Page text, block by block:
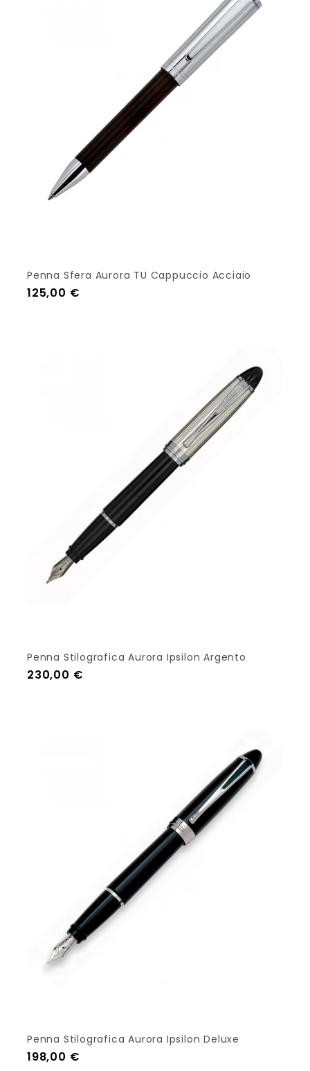
Penna Sfera Aurora TU Cappuccio Acciaio
Prezzo
125,00 €
Penna Stilografica Aurora Ipsilon Argento
Prezzo
230,00 €
Penna Stilografica Aurora Ipsilon Deluxe
Prezzo
198,00 €